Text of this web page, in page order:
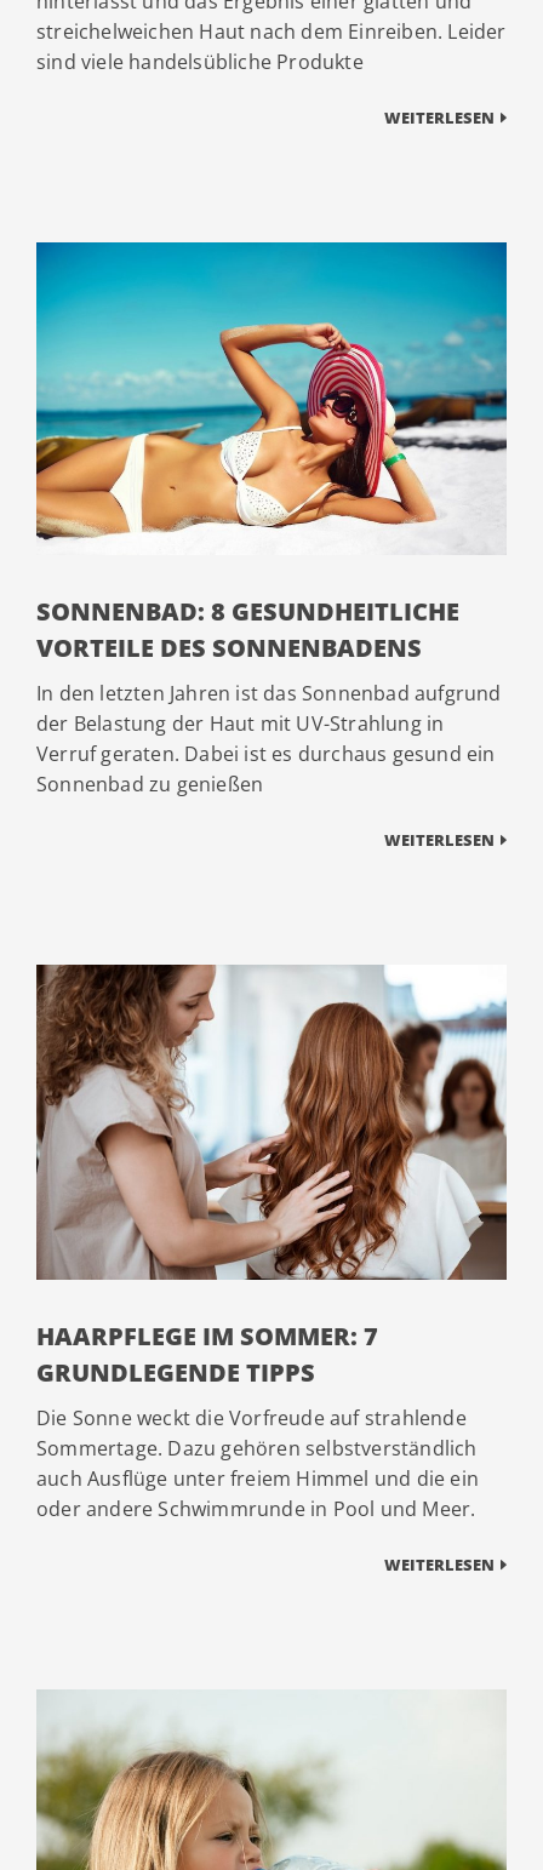
streichelweichen Haut nach dem Einreiben. Leider
sind viele handelsübliche Produkte
WEITERLESEN
SONNENBAD: 8 GESUNDHEITLICHE
VORTEILE DES SONNENBADENS
In den letzten Jahren ist das Sonnenbad aufgrund
der Belastung der Haut mit UV-Strahlung in
Verruf geraten. Dabei ist es durchaus gesund ein
Sonnenbad zu genießen
WEITERLESEN
HAARPFLEGE IM SOMMER: 7
GRUNDLEGENDE TIPPS
Die Sonne weckt die Vorfreude auf strahlende
Sommertage. Dazu gehören selbstverständlich
auch Ausflüge unter freiem Himmel und die ein
oder andere Schwimmrunde in Pool und Meer.
WEITERLESEN